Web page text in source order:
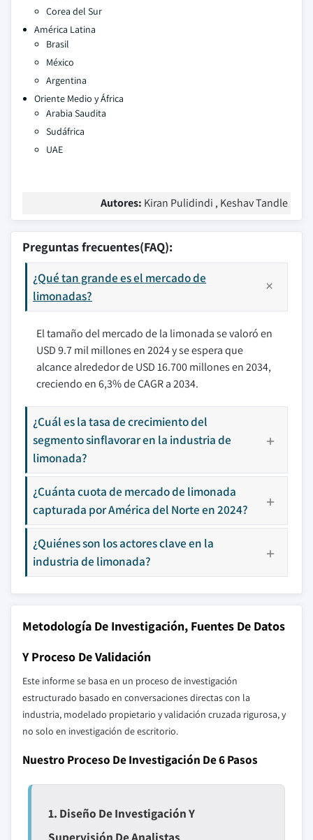
Corea del Sur
América Latina
Brasil
México
Argentina
Oriente Medio y África
Arabia Saudita
Sudáfrica
UAE
Autores: Kiran Pulidindi , Keshav Tandle
Preguntas frecuentes(FAQ):
¿Qué tan grande es el mercado de
limonadas?
El tamaño del mercado de la limonada se valoró en
USD 9.7 mil millones en 2024 y se espera que
alcance alrededor de USD 16.700 millones en 2034,
creciendo en 6,3% de CAGR a 2034.
¿Cuál es la tasa de crecimiento del
segmento sinflavorar en la industria de
limonada?
¿Cuánta cuota de mercado de limonada
capturada por América del Norte en 2024?
¿Quiénes son los actores clave en la
industria de limonada?
Metodología De Investigación, Fuentes De Datos
Y Proceso De Validación
Este informe se basa en un proceso de investigación
estructurado basado en conversaciones directas con la
industria, modelado propietario y validación cruzada rigurosa, y
no solo en investigación de escritorio.
Nuestro Proceso De Investigación De 6 Pasos
1. Diseño De Investigación Y